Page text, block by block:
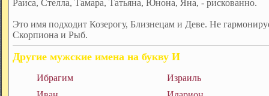
Раиса, Стелла, Тамара, Татьяна, Юнона, Яна, - рискованно.
Это имя подходит Козерогу, Близнецам и Деве. Не
Скорпиона и Рыб.
Другие мужские имена на букву И
Ибрагим
Израиль